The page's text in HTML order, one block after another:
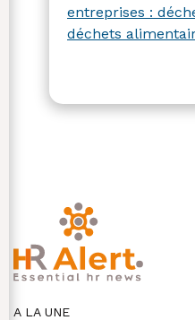
entreprises :
déchets
A LA UNE